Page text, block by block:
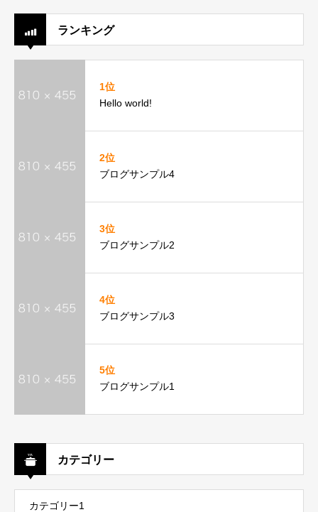
ランキング
1位
Hello world!
2位
ブログサンプル4
3位
ブログサンプル2
4位
ブログサンプル3
5位
ブログサンプル1
カテゴリー
カテゴリー1